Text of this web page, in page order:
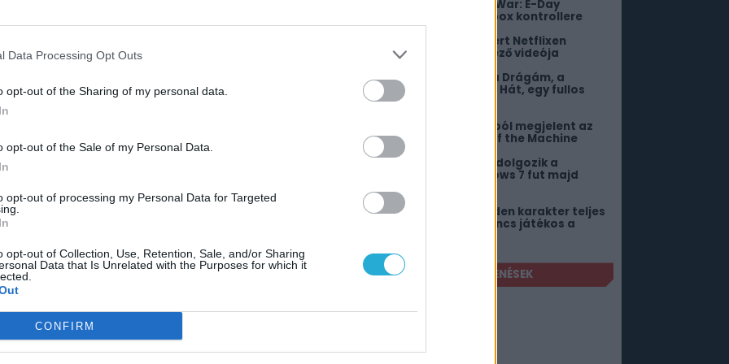
Data Processing Opt Outs
opt-out of the Sharing of my personal data.
opt-out of the Sale of my Personal Data.
opt-out of processing my Personal Data for Targeted
opt-out of Collection, Use, Retention, Sale, and/or Sharing
Data that Is Unrelated with the Purposes for which it
CONFIRM
ember ujját egy gomb. Ez a megoldás olyan
a Rapid Trigger, amikor is ugyanazt a
megvárnánk, amíg visszatér a kiindulási
a Rapid Triggert tudja, hanem a Rapid Tap
habot is hozzáadtak a perifériához, és ezáltal
is sokkal kellemesebb.
Kiszivárgott a Gears of War: E-Day
limitált, extravagáns Xbox kontrollere
Kiakadtak a fanok, amiért Netflixen
debütál a GTA 6 következő videója
Mitől lehetne még jobb a Drágám, a
kölykök összementek 2? Hát, egy fullos
ingyenes DLC-től!
A 30. évforduló alkalmából megjelent az
ingyenes Quake: Dawn of the Machine
Aero néven új okosórán dolgozik a
Samsung, de nem Windows 7 fut majd
Ebben az MMO-ban minden karakter teljes
életet él – Akkor is, ha nincs játékos a
LEGFRISSEBB JÁTÉKMEGJELENÉSEK
The Sinking City 2